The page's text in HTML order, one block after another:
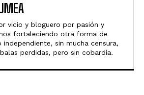
vicio y bloguero por pasión y
fortaleciendo otra forma de
independiente, sin mucha censura,
perdidas, pero sin cobardía.